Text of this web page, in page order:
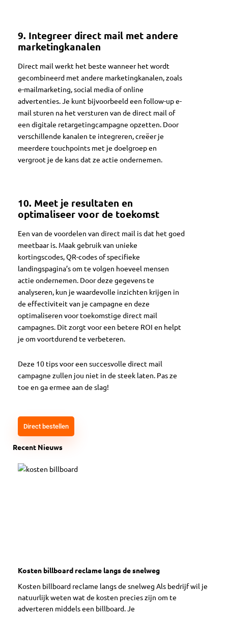
9. Integreer direct mail met andere
marketingkanalen
Direct mail werkt het beste wanneer het wordt
gecombineerd met andere marketingkanalen, zoals
e-mailmarketing, social media of online
advertenties. Je kunt bijvoorbeeld een follow-up e-
mail sturen na het versturen van de direct mail of
een digitale retargetingcampagne opzetten. Door
verschillende kanalen te integreren, creëer je
meerdere touchpoints met je doelgroep en
vergroot je de kans dat ze actie ondernemen.
10. Meet je resultaten en
optimaliseer voor de toekomst
Een van de voordelen van direct mail is dat het goed
meetbaar is. Maak gebruik van unieke
kortingscodes, QR-codes of specifieke
landingspagina’s om te volgen hoeveel mensen
actie ondernemen. Door deze gegevens te
analyseren, kun je waardevolle inzichten krijgen in
de effectiviteit van je campagne en deze
optimaliseren voor toekomstige direct mail
campagnes. Dit zorgt voor een betere ROI en helpt
je om voortdurend te verbeteren.
Deze 10 tips voor een succesvolle direct mail
campagne zullen jou niet in de steek laten. Pas ze
toe en ga ermee aan de slag!
Direct bestellen
Recent Nieuws
Kosten billboard reclame langs de snelweg
Kosten billboard reclame langs de snelweg Als bedrijf wil je
natuurlijk weten wat de kosten precies zijn om te
adverteren middels een billboard. Je